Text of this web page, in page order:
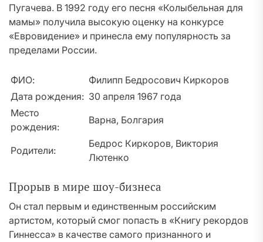
Пугачева. В 1992 году его песня «Колыбельная для
мамы» получила высокую оценку на конкурсе
«Евровидение» и принесла ему популярность за
пределами России.
ФИО:
Филипп Бедросович Киркоров
Дата рождения: 30 апреля 1967 года
Место
рождения:
Варна, Болгария
Родители:
Бедрос Киркоров, Виктория
Лютенко
Прорыв в мире шоу-бизнеса
Он стал первым и единственным российским
артистом, который смог попасть в «Книгу рекордов
Гиннесса» в качестве самого признанного и